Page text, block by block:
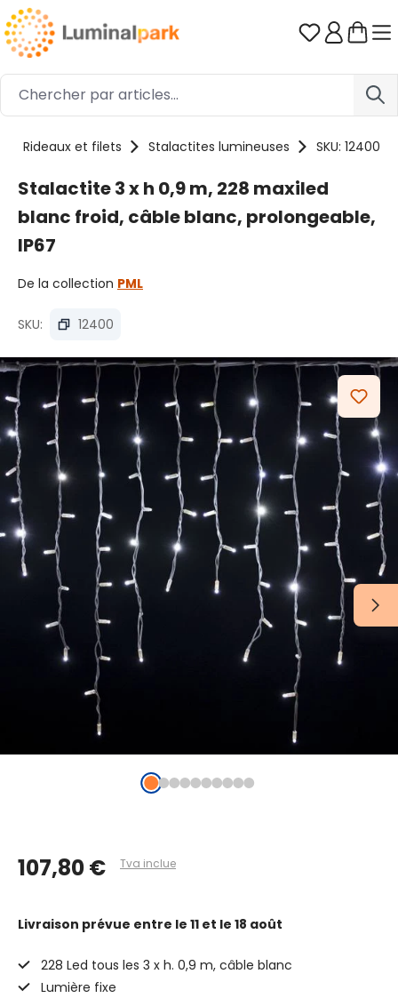
Passer au contenu principal Vous avez
Rideaux et filets Stalactites lumineuses SKU: 12400
Stalactite 3 x h 0,9 m, 228 maxiled
blanc froid, câble blanc, prolongeable,
IP67
De la collection PML
SKU: 12400
Ignorer la galerie d'images
107,80 € Tva inclue
Livraison prévue entre le 11 et le 18 août
228 Led tous les 3 x h. 0,9 m, câble blanc
Lumière fixe